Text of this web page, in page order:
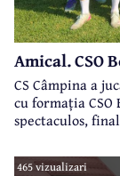
Amical. CSO
CS Câmpina a
cu formația
spectaculos,
465 vizualizari